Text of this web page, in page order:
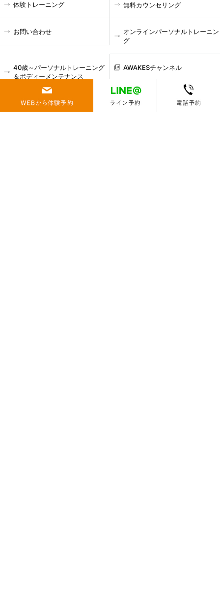
体験トレーニング 無料カウンセリング
お問い合わせ
オンラインパーソナルトレーニン
グ
40歳～パーソナルトレーニング
＆ボディーメンテナンス
AWAKESチャンネル